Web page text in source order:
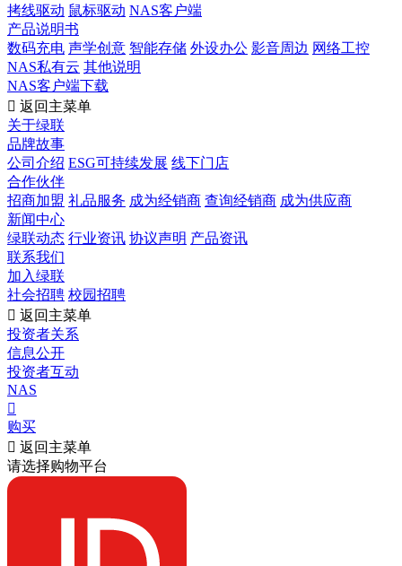
拷线驱动 鼠标驱动 NAS客户端
产品说明书
数码充电 声学创意 智能存储 外设办公 影音周边 网络工控
NAS私有云 其他说明
NAS客户端下载
 返回主菜单
关于绿联
品牌故事
公司介绍 ESG可持续发展 线下门店
合作伙伴
招商加盟 礼品服务 成为经销商 查询经销商 成为供应商
新闻中心
绿联动态 行业资讯 协议声明 产品资讯
联系我们
加入绿联
社会招聘 校园招聘
 返回主菜单
投资者关系
信息公开
投资者互动
NAS

购买
 返回主菜单
请选择购物平台